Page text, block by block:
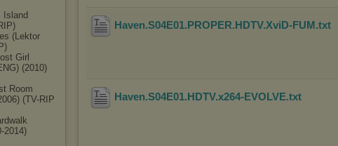
Island
(Lektor
Girl
(2010)
Room
(TV-RIP
2014)
Haven.S04E01.PROPER.HDTV.XviD-FUM .txt
Haven.S04E01.HDTV.x264-EVOLVE.txt